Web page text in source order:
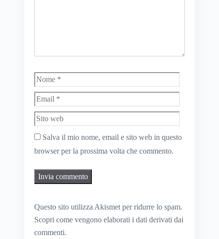
Nome
web
Salva il mio nome, email e sito web in questo
browser per la prossima volta che commento.
Questo sito utilizza Akismet per ridurre lo spam.
Scopri come vengono elaborati i dati derivati dai
commenti.